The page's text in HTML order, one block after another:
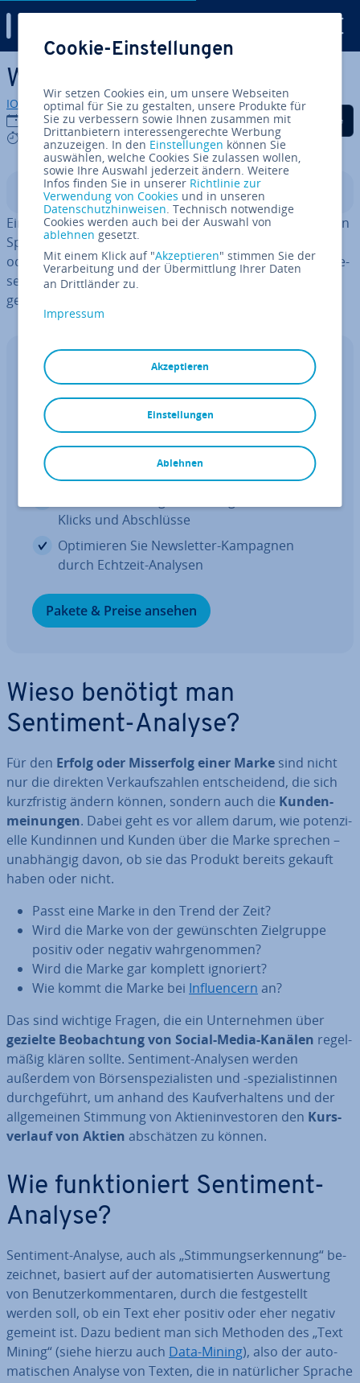
Zum Haupt­in­halt springen
Was ist Sentiment-Analyse?
IONOS Redaktion
06.05.2025
9 mins
Auf Facebook teilen
Auf Twitter teilen
Auf LinkedIn
In­halts­ver­zeich­nis
Eine Sentiment-Analyse ist ein Verfahren der na­tür­li­chen
Sprach­ver­ar­bei­tung, das darauf abzielt, die Stimmung
oder Haltung in Texten zu erkennen. Sie wird dazu ein­ge­
setzt, Meinungen in sozialen Medien, Kun­den­be­wer­tun­
gen oder Umfragen au­to­ma­tisch aus­zu­wer­ten.
E-Mail-Marketing-Tool
Binden Sie Kunden, ge­ne­rie­ren Sie
mehr Umsatz.
Erstellen Sie pro­fes­sio­nel­le News­let­ter ganz
ohne Vor­kennt­nis­se
Klicks und Ab­schlüs­se
Op­ti­mie­ren Sie News­let­ter-Kampagnen
durch Echtzeit-Analysen
Pakete & Preise ansehen
Wieso benötigt man
Sentiment-Analyse?
Für den Erfolg oder Miss­erfolg einer Marke sind nicht
nur die direkten Ver­kaufs­zah­len ent­schei­dend, die sich
kurz­fris­tig ändern können, sondern auch die Kun­den­
mei­nun­gen. Dabei geht es vor allem darum, wie po­ten­zi­
el­le Kundinnen und Kunden über die Marke sprechen –
un­ab­hän­gig davon, ob sie das Produkt bereits gekauft
haben oder nicht.
Passt eine Marke in den Trend der Zeit?
Wird die Marke von der ge­wünsch­ten Ziel­grup­pe
positiv oder negativ wahr­ge­nom­men?
Wird die Marke gar komplett ignoriert?
Wie kommt die Marke bei In­fluen­cern an?
Das sind wichtige Fragen, die ein Un­ter­neh­men über
gezielte Be­ob­ach­tung von Social-Media-Kanälen re­gel­
mä­ßig klären sollte. Sentiment-Analysen werden
außerdem von Bör­sen­spe­zia­lis­ten und -spe­zia­lis­tin­nen
durch­ge­führt, um anhand des Kauf­ver­hal­tens und der
all­ge­mei­nen Stimmung von Ak­ti­en­in­ves­to­ren den Kurs­
ver­lauf von Aktien ab­schät­zen zu können.
Wie funk­tio­niert Sentiment-
Analyse?
Sentiment-Analyse, auch als „Stim­mungs­er­ken­nung“ be­
zeich­net, basiert auf der au­to­ma­ti­sier­ten Aus­wer­tung
von Be­nut­zer­kom­men­ta­ren, durch die fest­ge­stellt
werden soll, ob ein Text eher positiv oder eher negativ
gemeint ist. Dazu bedient man sich Methoden des „Text
Mining“ (siehe hierzu auch Data-Mining), also der au­to­
ma­ti­schen Analyse von Texten, die in na­tür­li­cher Sprache
Cookie-Einstellungen
Wir setzen Cookies ein, um unsere Webseiten
optimal für Sie zu gestalten, unsere Produkte für
Sie zu verbessern sowie Ihnen zusammen mit
Drittanbietern interessengerechte Werbung
anzuzeigen. In den Einstellungen können Sie
auswählen, welche Cookies Sie zulassen wollen,
sowie Ihre Auswahl jederzeit ändern. Weitere
Infos finden Sie in unserer Richtlinie zur
Verwendung von Cookies und in unseren
Datenschutzhinweisen. Technisch notwendige
Cookies werden auch bei der Auswahl von
ablehnen gesetzt.
Mit einem Klick auf "Akzeptieren" stimmen Sie der
Verarbeitung und der Übermittlung Ihrer Daten
an Drittländer zu.
Impressum
Akzeptieren
Ablehnen
Einstellungen